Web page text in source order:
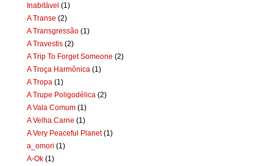
Inabitável (1)
A Transe (2)
A Transgressão (1)
A Travestis (2)
A Trip To Forget Someone (2)
A Troça Harmônica (1)
A Tropa (1)
A Trupe Poligodélica (2)
A Vala Comum (1)
A Velha Carne (1)
A Very Peaceful Planet (1)
a_omori (1)
A-Ok (1)